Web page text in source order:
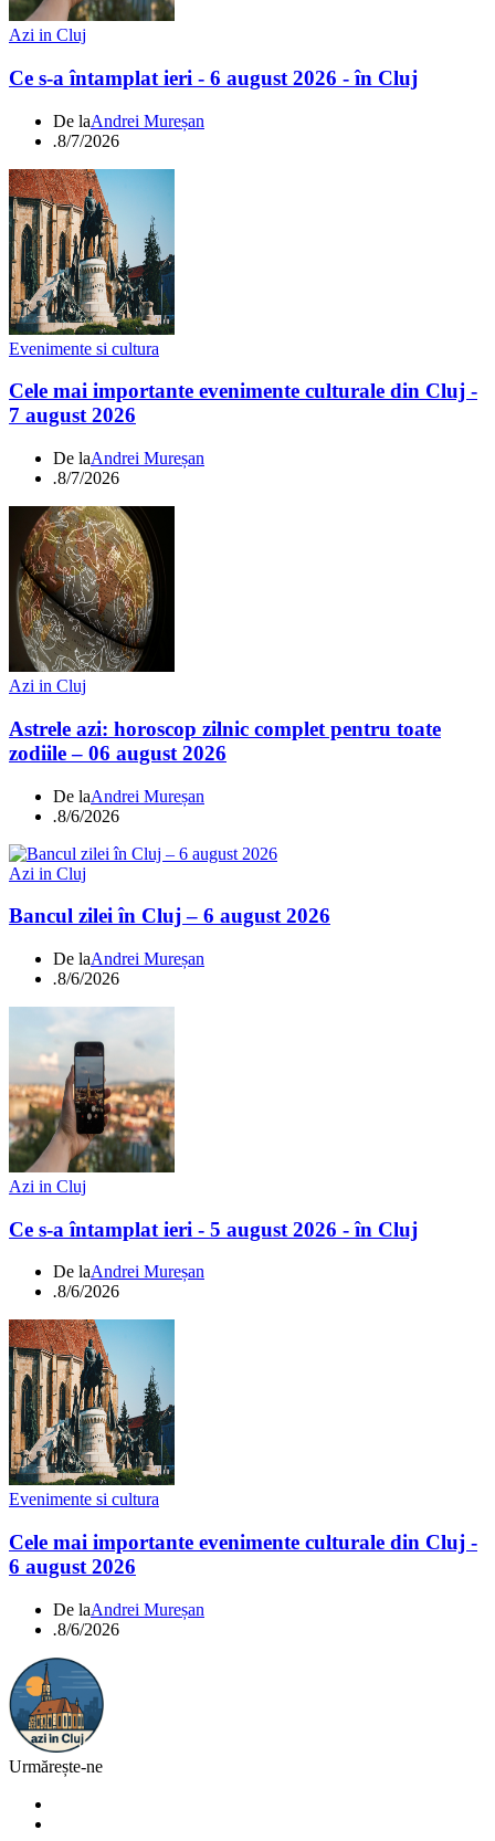
Azi in Cluj
Ce s-a întamplat ieri - 6 august 2026 - în Cluj
De laAndrei Mureșan
.8/7/2026
Evenimente si cultura
Cele mai importante evenimente culturale din Cluj -
7 august 2026
De laAndrei Mureșan
.8/7/2026
Azi in Cluj
Astrele azi: horoscop zilnic complet pentru toate
zodiile – 06 august 2026
De laAndrei Mureșan
.8/6/2026
Azi in Cluj
Bancul zilei în Cluj – 6 august 2026
De laAndrei Mureșan
.8/6/2026
Azi in Cluj
Ce s-a întamplat ieri - 5 august 2026 - în Cluj
De laAndrei Mureșan
.8/6/2026
Evenimente si cultura
Cele mai importante evenimente culturale din Cluj -
6 august 2026
De laAndrei Mureșan
.8/6/2026
Urmărește-ne